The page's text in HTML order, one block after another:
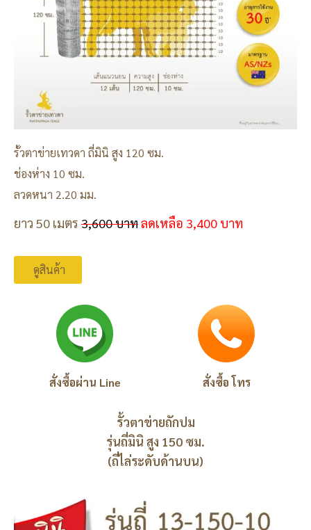
รั้วตาข่ายเทวดา ถี่มินิ สูง 120 ซม.
ช่องห่าง 10 ซม.
ลวดหนา 2.20 มม.
ยาว 50 เมตร 3,600 บาทลดเหลือ 3,400 บาท
ดูสินค้า
สั่งซื้อผ่าน Line สั่งซื้อ โทร
รั้วตาข่ายถักปม
รุ่นถี่มินิ สูง 150 ซม.
(ถี่ไล่ระดับด้านบน)